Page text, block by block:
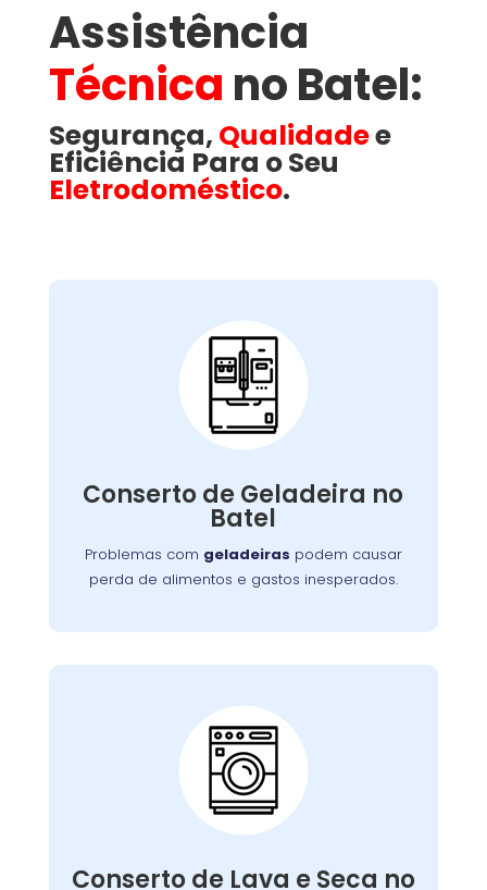
Assistência
Técnica no Batel​:
Segurança, Qualidadee
Eficiência Para o Seu
Eletrodoméstico.
Conserto de Geladeira no
Batel
Problemas com geladeiras podem causar
perda de alimentos e gastos inesperados.
Conserto de
Galadeira:
Nossos especialistas estão prontos para
ou componentes elétricos, garantindo a
conservação adequada dos alimentos.
Conserto de Lava e Seca no
Conserto de Lava e
Seca:
Nossa equipe está preparada para resolver